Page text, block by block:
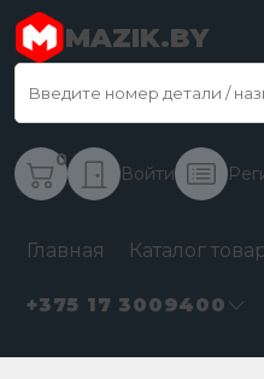
MAZIK.BY
0
Войти
Главная Каталог
+375 17 3009400